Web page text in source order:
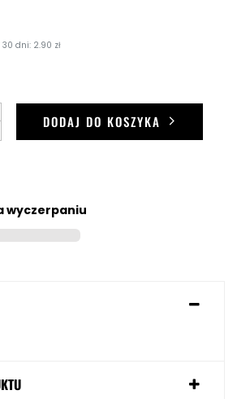
dni: 2.90 zł
DODAJ DO KOSZYKA
wyczerpaniu